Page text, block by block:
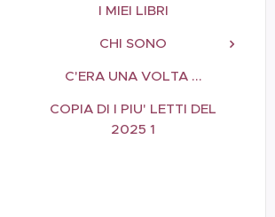
I MIEI LIBRI
CHI SONO
C'ERA UNA VOLTA ...
COPIA DI I PIU' LETTI DEL
2025 1